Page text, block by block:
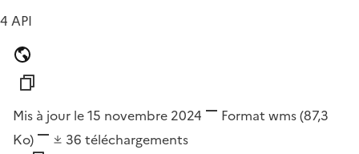
4 API
Mis à jour le 15 novembre 2024 Format wms(87,3
Ko)
36 téléchargements